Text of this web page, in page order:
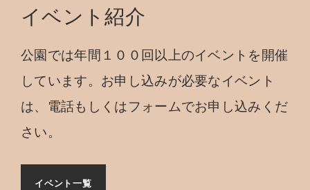
イベント紹介
公園では年間１００回以上のイベントを開催
しています。お申し込みが必要なイベント
は、電話もしくはフォームでお申し込みくだ
さい。
イベント一覧